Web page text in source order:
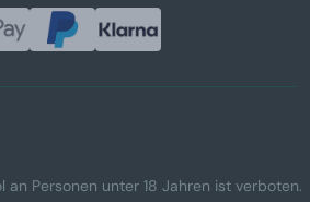
an Personen unter 18 Jahren ist verboten.